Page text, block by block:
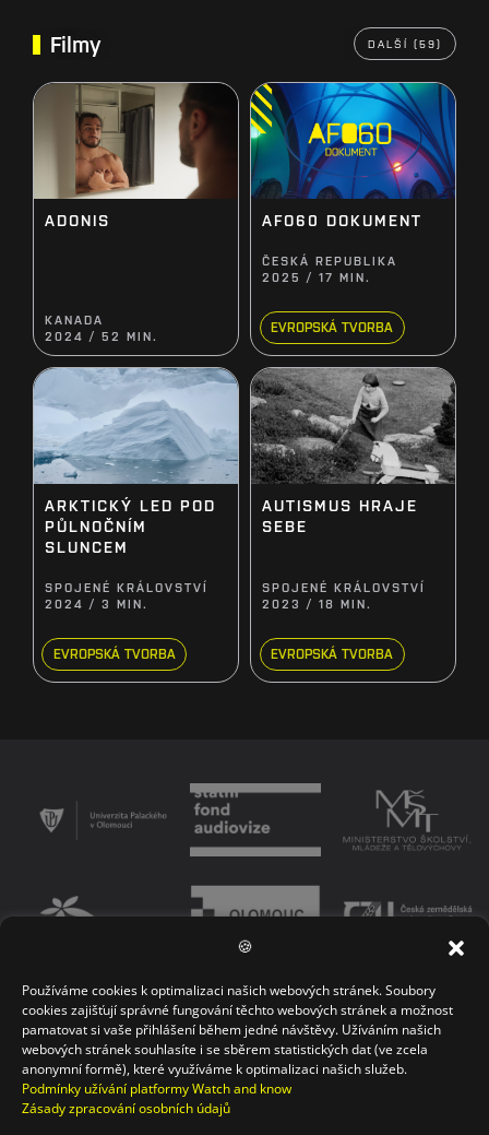
🍪
Používáme cookies k optimalizaci našich webových stránek. Soubory
cookies zajišťují správné fungování těchto webových stránek a možnost
pamatovat si vaše přihlášení během jedné návštěvy. Užíváním našich
webových stránek souhlasíte i se sběrem statistických dat (ve zcela
anonymní formě), které využíváme k optimalizaci našich služeb.
Podmínky užívání platformy Watch and know
Zásady zpracování osobních údajů
Filmy DALŠÍ (59)
ADONIS
KANADA
2024 / 52 MIN.
AFO60 DOKUMENT
ČESKÁ REPUBLIKA
2025 / 17 MIN.
EVROPSKÁ TVORBA
ARKTICKÝ LED POD
PŮLNOČNÍM
SLUNCEM
SPOJENÉ KRÁLOVSTVÍ
2024 / 3 MIN.
EVROPSKÁ TVORBA
AUTISMUS HRAJE
SEBE
SPOJENÉ KRÁLOVSTVÍ
2023 / 18 MIN.
EVROPSKÁ TVORBA
PODMÍNKY UŽÍVÁNÍ PLATFORMY ZÁSADY OCHRANY OSOBNÍCH ÚDAJŮ
KONTAKT